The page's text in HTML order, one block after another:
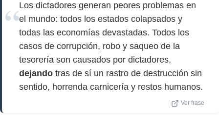
Los dictadores generan peores problemas en
el mundo: todos los estados colapsados y
todas las economías devastadas. Todos los
casos de corrupción, robo y saqueo de la
tesorería son causados por dictadores,
dejando tras de sí un rastro de destrucción sin
sentido, horrenda carnicería y restos humanos.
Ver frase